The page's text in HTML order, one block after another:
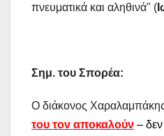
πνευματικά και αληθινά" (
Σημ. του Σπορέα:
Ο διάκονος
του τον αποκαλούν –